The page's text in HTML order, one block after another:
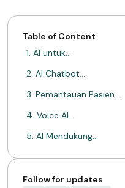
Table of Content
1. AI untuk…
2. AI Chatbot…
3. Pemantauan Pasien…
4. Voice AI…
5. AI Mendukung…
Kesimpulan
Tentang Mimin
Follow for updates